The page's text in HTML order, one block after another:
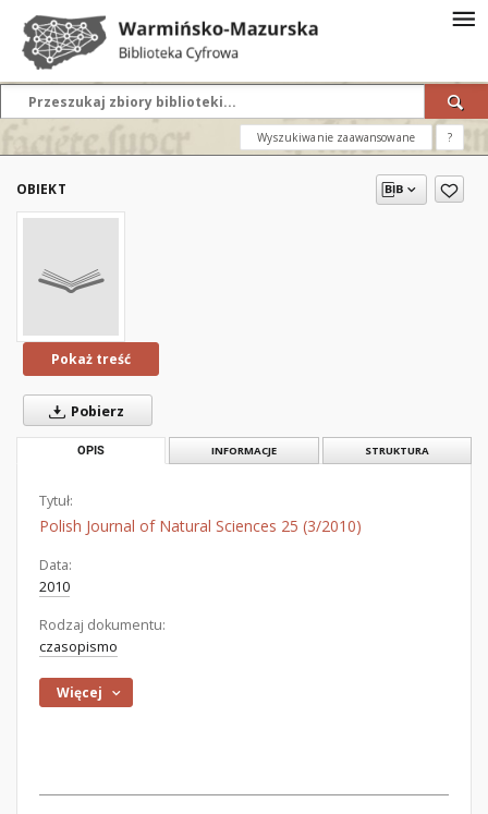
Wyszukiwanie zaawansowane ?
OBIEKT
Pokaż treść
Pobierz
OPIS INFORMACJE STRUKTURA
Tytuł:
Polish Journal of Natural Sciences 25 (3/2010)
Data:
2010
Rodzaj dokumentu:
czasopismo
Więcej